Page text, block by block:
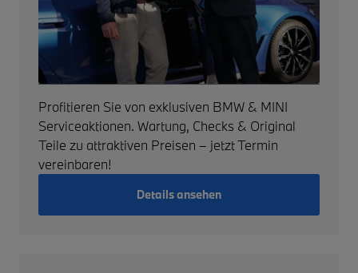
Profitieren Sie von exklusiven BMW & MINI
Serviceaktionen. Wartung, Checks & Original
Teile zu attraktiven Preisen – jetzt Termin
vereinbaren!
Details ansehen